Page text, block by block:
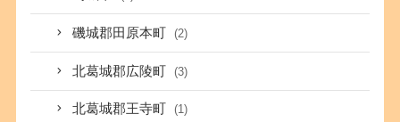
磯城郡田原本町 (2)
北葛城郡広陵町 (3)
北葛城郡王寺町 (1)